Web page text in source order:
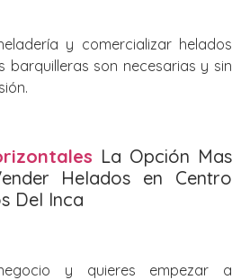
y comercializar helados
barquilleras son necesarias y sin
La Opción Mas
Helados en Centro
Del Inca
y quieres empezar a